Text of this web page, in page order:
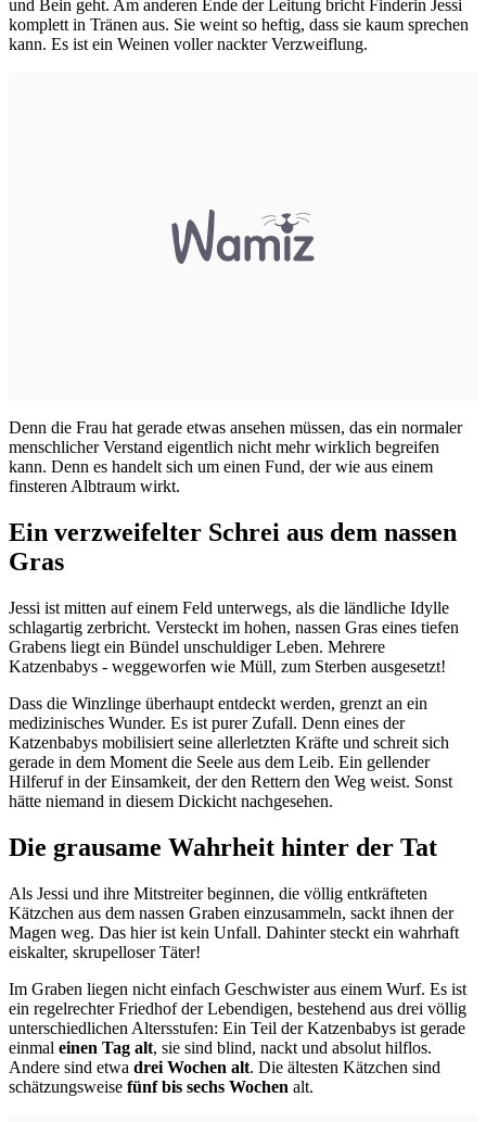
und Bein geht. Am anderen Ende der Leitung bricht Finderin Jessi
komplett in Tränen aus. Sie weint so heftig, dass sie kaum sprechen
kann. Es ist ein Weinen voller nackter Verzweiflung.
Denn die Frau hat gerade etwas ansehen müssen, das ein normaler
menschlicher Verstand eigentlich nicht mehr wirklich begreifen
kann. Denn es handelt sich um einen Fund, der wie aus einem
finsteren Albtraum wirkt.
Ein verzweifelter Schrei aus dem nassen
Gras
Jessi ist mitten auf einem Feld unterwegs, als die ländliche Idylle
schlagartig zerbricht. Versteckt im hohen, nassen Gras eines tiefen
Grabens liegt ein Bündel unschuldiger Leben. Mehrere
Katzenbabys - weggeworfen wie Müll, zum Sterben ausgesetzt!
Dass die Winzlinge überhaupt entdeckt werden, grenzt an ein
medizinisches Wunder. Es ist purer Zufall. Denn eines der
Katzenbabys mobilisiert seine allerletzten Kräfte und schreit sich
gerade in dem Moment die Seele aus dem Leib. Ein gellender
Hilferuf in der Einsamkeit, der den Rettern den Weg weist. Sonst
hätte niemand in diesem Dickicht nachgesehen.
Die grausame Wahrheit hinter der Tat
Als Jessi und ihre Mitstreiter beginnen, die völlig entkräfteten
Kätzchen aus dem nassen Graben einzusammeln, sackt ihnen der
Magen weg. Das hier ist kein Unfall. Dahinter steckt ein wahrhaft
eiskalter, skrupelloser Täter!
Im Graben liegen nicht einfach Geschwister aus einem Wurf. Es ist
ein regelrechter Friedhof der Lebendigen, bestehend aus drei völlig
unterschiedlichen Altersstufen: Ein Teil der Katzenbabys ist gerade
einmal einen Tag alt, sie sind blind, nackt und absolut hilflos.
Andere sind etwa drei Wochen alt. Die ältesten Kätzchen sind
schätzungsweise fünf bis sechs Wochen alt.